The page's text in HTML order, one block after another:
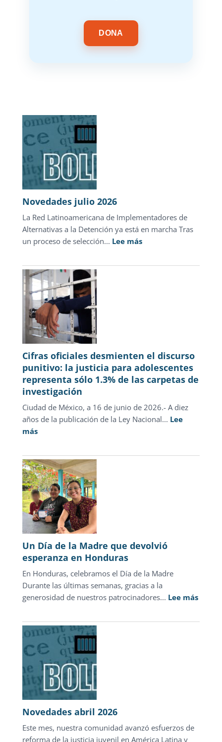
DONA
Novedades julio 2026
La Red Latinoamericana de Implementadores de
Alternativas a la Detención ya está en marcha Tras
un proceso de selección... Lee más:
julio
Cifras oficiales desmienten el discurso
punitivo: la justicia para adolescentes
representa sólo 1.3% de las carpetas de
investigación
Ciudad de México, a 16 de junio de 2026.- A diez
años de la publicación de la Ley Nacional... Lee
más:
oficiales
desmienten
el
discurso
punitivo:
la
justicia
adolescentes
representa
sólo
1.3%
de
carpetas
de
investigación
Un Día de la Madre que devolvió
esperanza en Honduras
En Honduras, celebramos el Día de la Madre
Durante las últimas semanas, gracias a la
generosidad de nuestros patrocinadores... Lee más:
Día
Novedades abril 2026
Este mes, nuestra comunidad avanzó esfuerzos de
reforma de la justicia juvenil en América Latina y